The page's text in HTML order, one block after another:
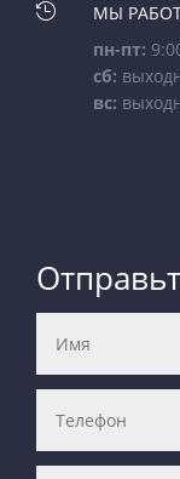

МЫ
пн-пт:
сб:
вс: